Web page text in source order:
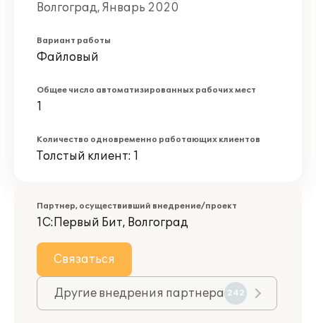
Волгоград, Январь 2020
Вариант работы
Файловый
Общее число автоматизированных рабочих мест
1
Количество одновременно работающих клиентов
Толстый клиент: 1
Партнер, осуществивший внедрение/проект
1С:Первый Бит, Волгоград
Связаться
Другие внедрения партнера 242